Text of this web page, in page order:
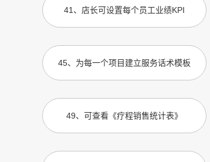
41 、 店长可设置每个员工业绩KPI
45、 为每一个项目建立服务话术模板
49、 可查看《疗程销售统计表》